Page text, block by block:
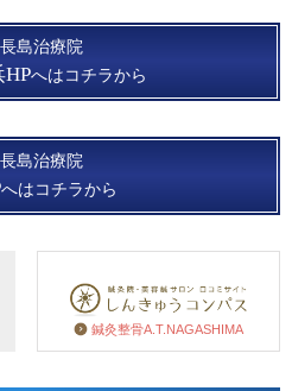
島治療院
へはコチラから
島治療院
へはコチラから
鍼灸整骨A.T.NAGASHIMA